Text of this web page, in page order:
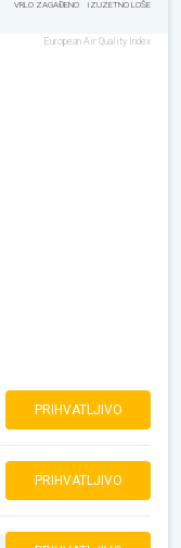
VRLO ZAGAĐENO IZUZETNO LOŠE
European Air Quality Index
PRIHVATLJIVO
PRIHVATLJIVO